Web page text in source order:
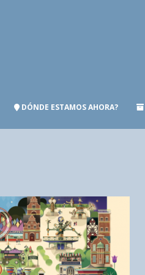
DÓNDE ESTAMOS AHORA?